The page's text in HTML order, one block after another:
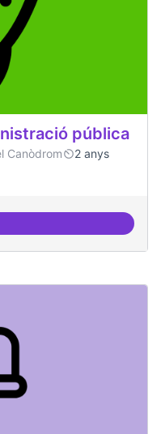
pública
Canòdrom
2 anys
de l'administració